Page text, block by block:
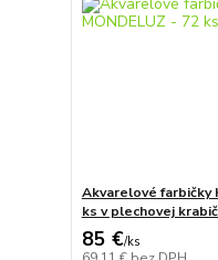
Akvarelové farbičky
ks v plechovej
85 €/ks